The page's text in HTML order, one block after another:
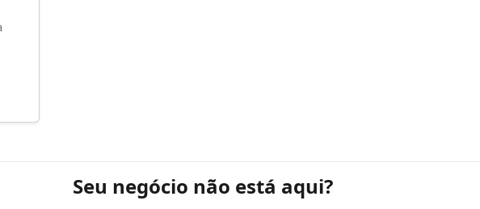
Seu negócio não está aqui?